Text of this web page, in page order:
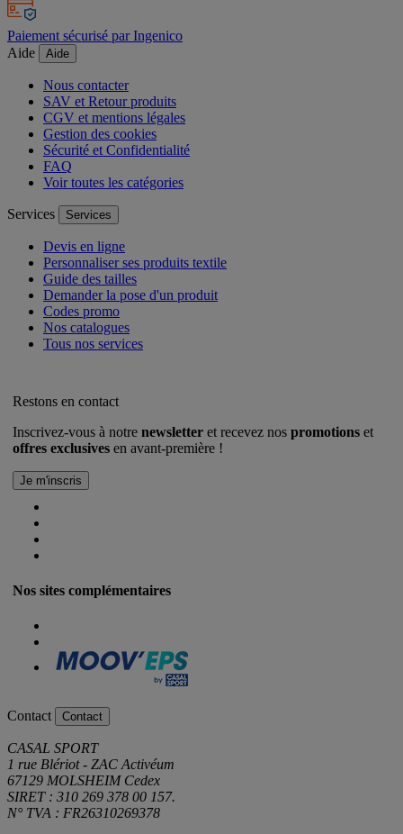
Paiement sécurisé par Ingenico
Aide
Aide
Nous contacter
SAV et Retour produits
CGV et mentions légales
Gestion des cookies
Sécurité et Confidentialité
FAQ
Voir toutes les catégories
Services Services
Devis en ligne
Personnaliser ses produits textile
Guide des tailles
Demander la pose d'un produit
Codes promo
Nos catalogues
Tous nos services
Restons en contact
Inscrivez-vous à notre newsletter et recevez nos promotions et
offres exclusives en avant-première !
Nos sites complémentaires
Contact Contact
CASAL SPORT
1 rue Blériot - ZAC Activéum
67129 MOLSHEIM Cedex
SIRET : 310 269 378 00 157.
N° TVA : FR26310269378